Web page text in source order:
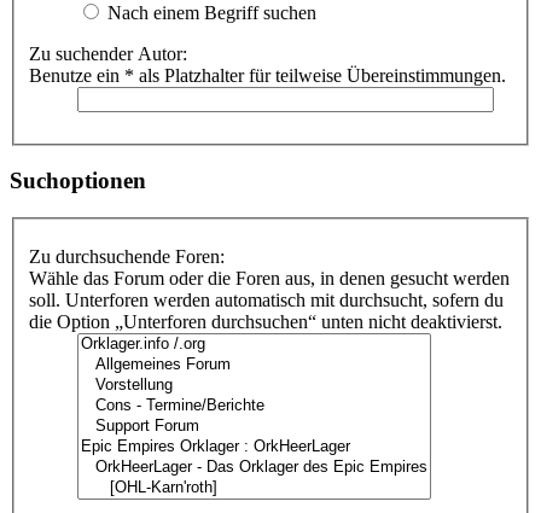
Nach einem Begriff suchen
Zu suchender Autor:
Benutze ein * als Platzhalter für teilweise Übereinstimmungen.
Suchoptionen
Zu durchsuchende Foren:
Wähle das Forum oder die Foren aus, in denen gesucht werden
soll. Unterforen werden automatisch mit durchsucht, sofern du
die Option „Unterforen durchsuchen“ unten nicht deaktivierst.